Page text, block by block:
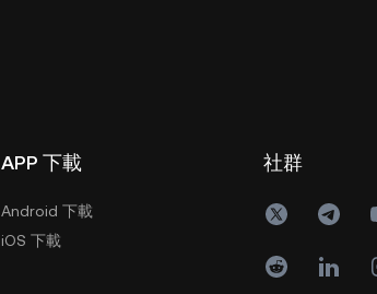
APP 下載
Android 下載
iOS 下載
社群